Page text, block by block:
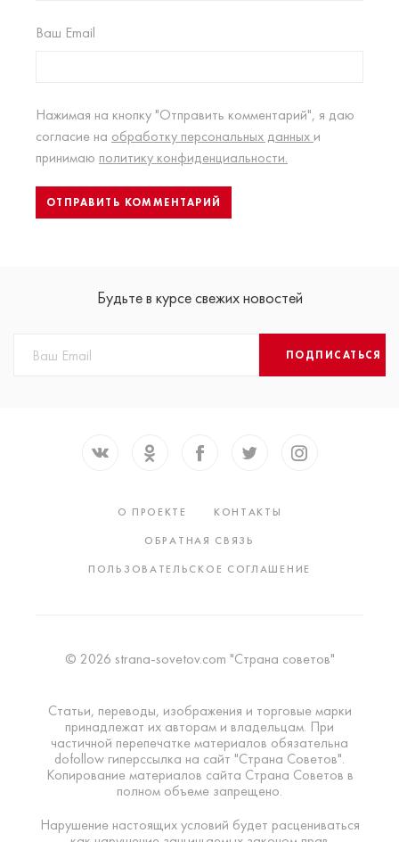
Ваш Email
Нажимая на кнопку "Отправить комментарий", я даю
согласие на обработку персональных данных и
принимаю политику конфиденциальности.
Будьте в курсе свежих новостей
ПОДПИСАТЬСЯ
О ПРОЕКТЕ
КОНТАКТЫ
ОБРАТНАЯ СВЯЗЬ
ПОЛЬЗОВАТЕЛЬСКОЕ СОГЛАШЕНИЕ
© 2026 strana-sovetov.com "Страна советов"
Статьи, переводы, изображения и торговые марки
принадлежат их авторам и владельцам. При
частичной перепечатке материалов обязательна
dofollow гиперссылка на сайт "Страна Советов".
Копирование материалов сайта Страна Советов в
полном объеме запрещено.
Нарушение настоящих условий будет расцениваться